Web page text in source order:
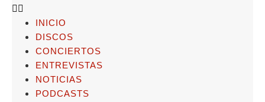
INICIO
DISCOS
CONCIERTOS
ENTREVISTAS
NOTICIAS
PODCASTS